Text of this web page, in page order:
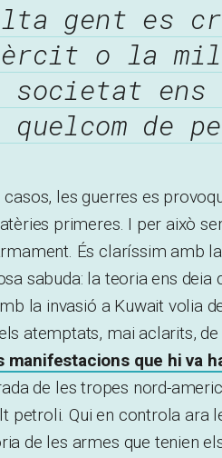
gent es
o la
societat ens
quelcom de
casos, les guerres es
primeres. I per això
És claríssim amb
sabuda: la teoria ens
la invasió a Kuwait volia
atemptats, mai aclarits,
manifestacions que hi va
de les tropes nord-
petroli. Qui en controla ara
de les armes que tenien